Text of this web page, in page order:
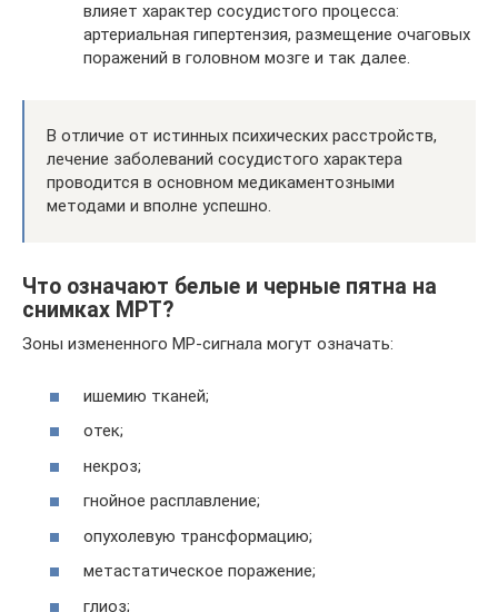
влияет характер сосудистого процесса:
артериальная гипертензия, размещение очаговых
поражений в головном мозге и так далее.
В отличие от истинных психических расстройств,
лечение заболеваний сосудистого характера
проводится в основном медикаментозными
методами и вполне успешно.
Что означают белые и черные пятна на
снимках МРТ?
Зоны измененного МР-сигнала могут означать:
ишемию тканей;
отек;
некроз;
гнойное расплавление;
опухолевую трансформацию;
метастатическое поражение;
глиоз;